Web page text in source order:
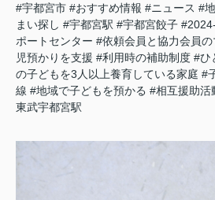
#宇都宮市 #おすすめ情報 #ニュース #
まい探し #宇都宮駅 #宇都宮餃子
ポートセンター #依頼会員と協力会員
児預かりを支援 #利用時の補助制度 #ひ
の子どもを3人以上養育している家庭 #
線 #地域で子どもを預かる #相互援助活
東武宇都宮駅